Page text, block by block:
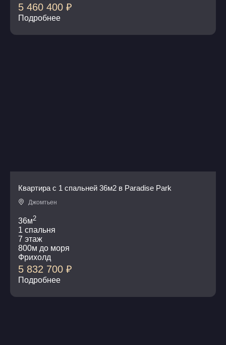
5 460 400 ₽
Подробнее
Квартира с 1 спальней 36м2 в Paradise Park
Джомтьен
36м2
1 спальня
7 этаж
800м до моря
Фрихолд
5 832 700 ₽
Подробнее